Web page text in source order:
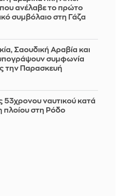
ανέλαβε το πρώτο
συμβόλαιο στη Γάζα
Σαουδική Αραβία και
συμφωνία
την Παρασκευή
53χρονου ναυτικού κατά
πλοίου στη Ρόδο